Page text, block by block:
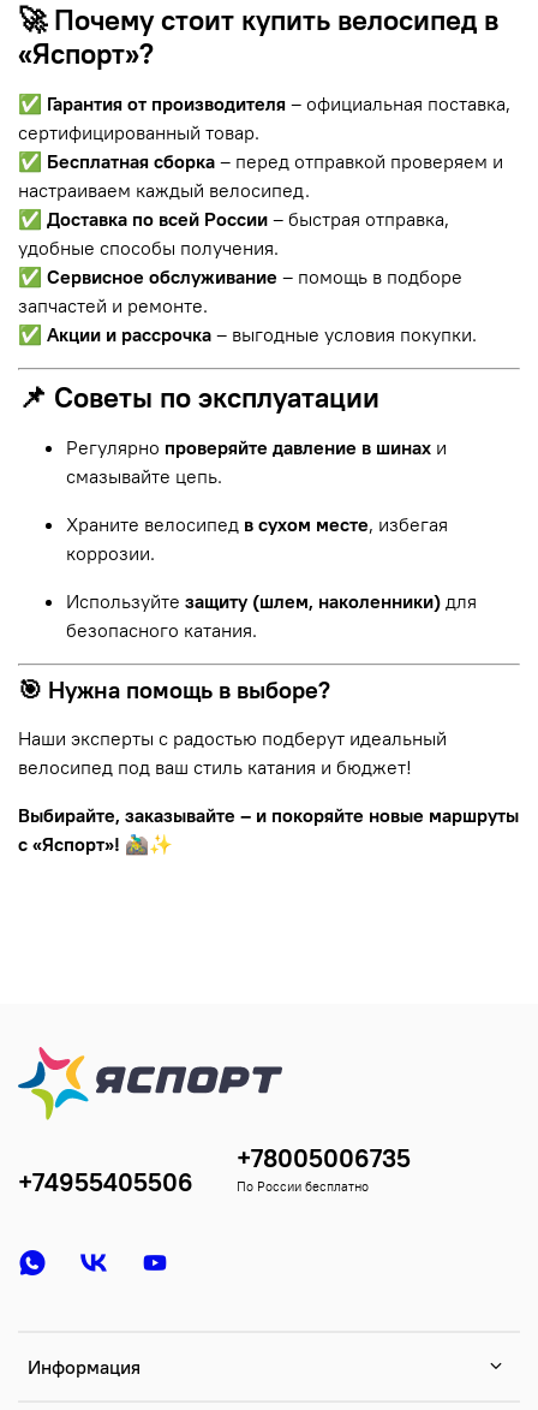
🚀 Почему стоит купить велосипед в
«Яспорт»?
✅ Гарантия от производителя – официальная поставка,
сертифицированный товар.
✅ Бесплатная сборка – перед отправкой проверяем и
настраиваем каждый велосипед.
✅ Доставка по всей России – быстрая отправка,
удобные способы получения.
✅ Сервисное обслуживание – помощь в подборе
запчастей и ремонте.
✅ Акции и рассрочка – выгодные условия покупки.
📌 Советы по эксплуатации
Регулярно проверяйте давление в шинах и
смазывайте цепь.
Храните велосипед в сухом месте, избегая
коррозии.
Используйте защиту (шлем, наколенники) для
безопасного катания.
🎯 Нужна помощь в выборе?
Наши эксперты с радостью подберут идеальный
велосипед под ваш стиль катания и бюджет!
Выбирайте, заказывайте – и покоряйте новые маршруты
с «Яспорт»! 🚵‍♂️✨
Информация
+74955405506
+78005006735
По России бесплатно